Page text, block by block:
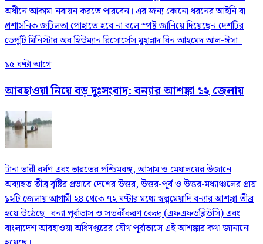
অধীনে আকামা নবায়ন করতে পারবেন। এর জন্য কোনো ধরনের আইনি বা
প্রশাসনিক জটিলতা পোহাতে হবে না বলে স্পষ্ট জানিয়ে দিয়েছেন দেশটির
ডেপুটি মিনিস্টার অব হিউম্যান রিসোর্সেস মুহান্নাদ বিন আহমেদ আল-ঈসা।
১৫ ঘণ্টা আগে
আবহাওয়া নিয়ে বড় দুঃসংবাদ: বন্যার আশঙ্কা ১২ জেলায়
টানা ভারী বর্ষণ এবং ভারতের পশ্চিমবঙ্গ, আসাম ও মেঘালয়ের উজানে
অব্যাহত তীব্র বৃষ্টির প্রভাবে দেশের উত্তর, উত্তর-পূর্ব ও উত্তর-মধ্যাঞ্চলের প্রায়
১২টি জেলায় আগামী ২৪ থেকে ৭২ ঘণ্টার মধ্যে স্বল্পমেয়াদি বন্যার আশঙ্কা তীব্র
হয়ে উঠেছে। বন্যা পূর্বাভাস ও সতর্কীকরণ কেন্দ্র (এফএফডব্লিউসি) এবং
বাংলাদেশ আবহাওয়া অধিদপ্তরের যৌথ পূর্বাভাসে এই আশঙ্কার কথা জানানো